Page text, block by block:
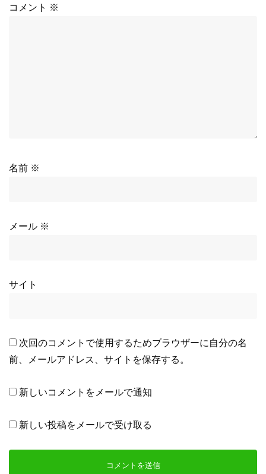
コメント ※
名前 ※
メール ※
サイト
次回のコメントで使用するためブラウザーに自分の名
前、メールアドレス、サイトを保存する。
新しいコメントをメールで通知
新しい投稿をメールで受け取る